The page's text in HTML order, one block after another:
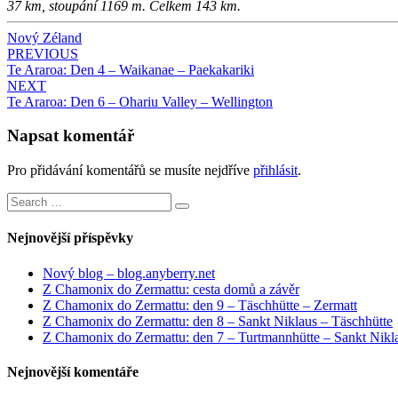
37 km, stoupání 1169 m. Celkem 143 km.
Nový Zéland
Post
navigation
PREVIOUS
Te Araroa: Den 4 – Waikanae – Paekakariki
NEXT
Te Araroa: Den 6 – Ohariu Valley – Wellington
Napsat komentář
Pro přidávání komentářů se musíte nejdříve přihlásit.
Search
for:
Search
Nejnovější příspěvky
Nový blog – blog.anyberry.net
Z Chamonix do Zermattu: cesta domů a závěr
Z Chamonix do Zermattu: den 9 – Täschhütte – Zermatt
Z Chamonix do Zermattu: den 8 – Sankt Niklaus – Täschhütte
Z Chamonix do Zermattu: den 7 – Turtmannhütte – Sankt
Nejnovější komentáře